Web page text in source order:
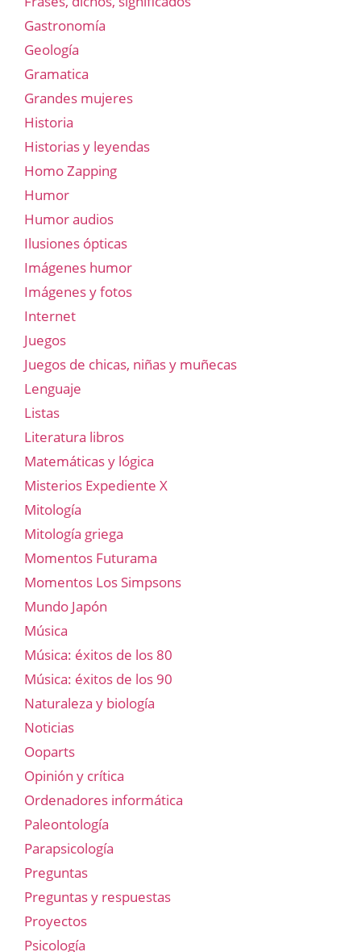
Gastronomía
Geología
Gramatica
Grandes mujeres
Historia
Historias y leyendas
Homo Zapping
Humor
Humor audios
Ilusiones ópticas
Imágenes humor
Imágenes y fotos
Internet
Juegos
Juegos de chicas, niñas y muñecas
Lenguaje
Listas
Literatura libros
Matemáticas y lógica
Misterios Expediente X
Mitología
Mitología griega
Momentos Futurama
Momentos Los Simpsons
Mundo Japón
Música
Música: éxitos de los 80
Música: éxitos de los 90
Naturaleza y biología
Noticias
Ooparts
Opinión y crítica
Ordenadores informática
Paleontología
Parapsicología
Preguntas
Preguntas y respuestas
Proyectos
Psicología